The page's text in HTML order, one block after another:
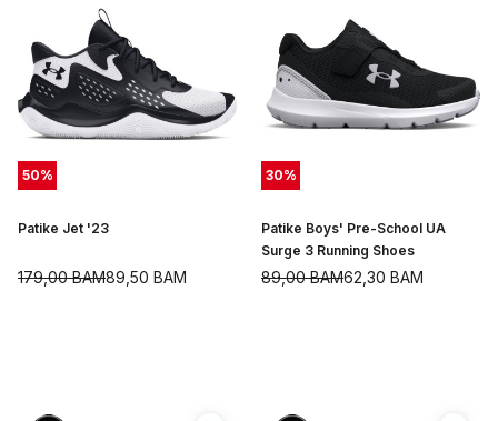
50%
Patike Jet '23
89,50 BAM
179,00BAM
30%
Patike Boys' Pre-School UA
Surge 3 Running Shoes
62,30 BAM
89,00BAM